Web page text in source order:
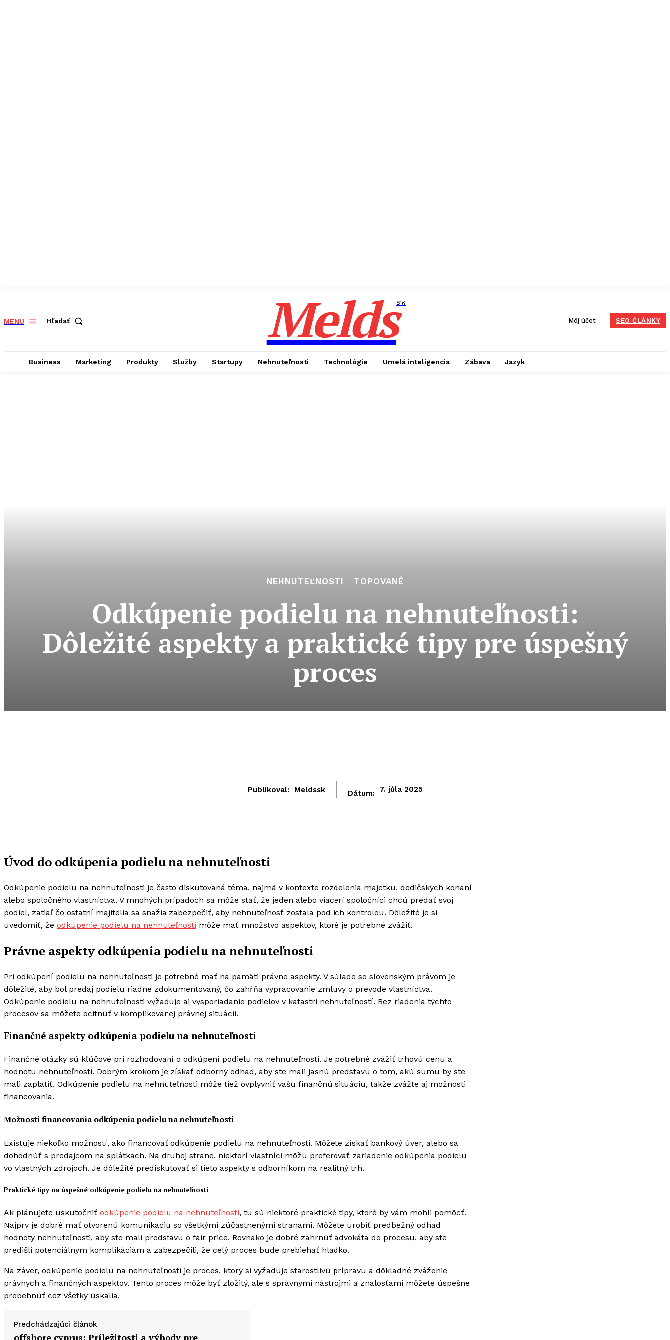
MENU Hľadať MeldsSK
Môj účet SEO ČLÁNKY
Business Marketing Produkty Služby Startupy Nehnuteľnosti Technológie Umelá inteligencia Zábava Jazyk
NEHNUTEĽNOSTI TOPOVANÉ
Odkúpenie podielu na nehnuteľnosti:
Dôležité aspekty a praktické tipy pre úspešný
proces
Publikoval: Meldssk Dátum: 7. júla 2025
Úvod do odkúpenia podielu na nehnuteľnosti
Odkúpenie podielu na nehnuteľnosti je často diskutovaná téma, najmä v kontexte rozdelenia majetku, dedičských konaní
alebo spoločného vlastníctva. V mnohých prípadoch sa môže stať, že jeden alebo viacerí spoločníci chcú predať svoj
podiel, zatiaľ čo ostatní majitelia sa snažia zabezpečiť, aby nehnuteľnosť zostala pod ich kontrolou. Dôležité je si
uvedomiť, že odkúpenie podielu na nehnuteľnosti môže mať množstvo aspektov, ktoré je potrebné zvážiť.
Právne aspekty odkúpenia podielu na nehnuteľnosti
Pri odkúpení podielu na nehnuteľnosti je potrebné mať na pamäti právne aspekty. V súlade so slovenským právom je
dôležité, aby bol predaj podielu riadne zdokumentovaný, čo zahŕňa vypracovanie zmluvy o prevode vlastníctva.
Odkúpenie podielu na nehnuteľnosti vyžaduje aj vysporiadanie podielov v katastri nehnuteľností. Bez riadenia týchto
procesov sa môžete ocitnúť v komplikovanej právnej situácii.
Finančné aspekty odkúpenia podielu na nehnuteľnosti
Finančné otázky sú kľúčové pri rozhodovaní o odkúpení podielu na nehnuteľnosti. Je potrebné zvážiť trhovú cenu a
hodnotu nehnuteľnosti. Dobrým krokom je získať odborný odhad, aby ste mali jasnú predstavu o tom, akú sumu by ste
mali zaplatiť. Odkúpenie podielu na nehnuteľnosti môže tiež ovplyvniť vašu finančnú situáciu, takže zvážte aj možnosti
financovania.
Možnosti financovania odkúpenia podielu na nehnuteľnosti
Existuje niekoľko možností, ako financovať odkúpenie podielu na nehnuteľnosti. Môžete získať bankový úver, alebo sa
dohodnúť s predajcom na splátkach. Na druhej strane, niektorí vlastníci môžu preferovať zariadenie odkúpenia podielu
vo vlastných zdrojoch. Je dôležité prediskutovať si tieto aspekty s odborníkom na realitný trh.
Praktické tipy na úspešné odkúpenie podielu na nehnuteľnosti
Ak plánujete uskutočniť odkúpenie podielu na nehnuteľnosti, tu sú niektoré praktické tipy, ktoré by vám mohli pomôcť.
Najprv je dobré mať otvorenú komunikáciu so všetkými zúčastnenými stranami. Môžete urobiť predbežný odhad
hodnoty nehnuteľnosti, aby ste mali predstavu o fair price. Rovnako je dobré zahrnúť advokáta do procesu, aby ste
predišli potenciálnym komplikáciám a zabezpečili, že celý proces bude prebiehať hladko.
Na záver, odkúpenie podielu na nehnuteľnosti je proces, ktorý si vyžaduje starostlivú prípravu a dôkladné zváženie
právnych a finančných aspektov. Tento proces môže byť zložitý, ale s správnymi nástrojmi a znalosťami môžete úspešne
prebehnúť cez všetky úskalia.
Predchádzajúci článok
offshore cyprus: Príležitosti a výhody pre